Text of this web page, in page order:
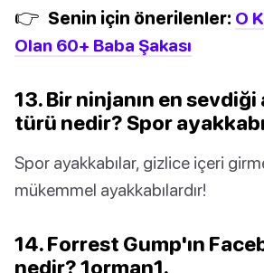
👉 Senin için önerilenler: O
Olan 60+ Baba Şakası
13. Bir ninjanın en sevdiği
türü nedir? Spor
Spor ayakkabılar, gizlice içeri
mükemmel ayakkabılardır!
14. Forrest Gump'ın
nedir? 1orman1.